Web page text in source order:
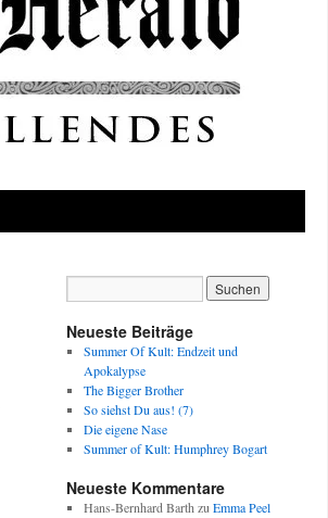
Neueste Beiträge
Summer Of Kult: Endzeit und
Apokalypse
The Bigger Brother
So siehst Du aus! (7)
Die eigene Nase
Summer of Kult: Humphrey Bogart
Neueste Kommentare
Hans-Bernhard Barth zu Emma Peel